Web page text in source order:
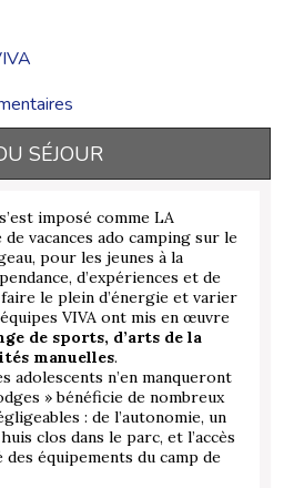
SÉJOUR
imposé comme LA
vacances ado camping sur le
pour les jeunes à la
d’expériences et de
le plein d’énergie et varier
VIVA ont mis en œuvre
de sports, d’arts de la
manuelles.
adolescents n’en manqueront
» bénéficie de nombreux
: de l’autonomie, un
clos dans le parc, et l’accès
équipements du camp de